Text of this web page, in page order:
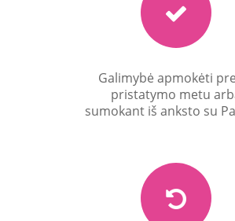
Galimybė apmokėti
pristatymo metu
sumokant iš anksto su